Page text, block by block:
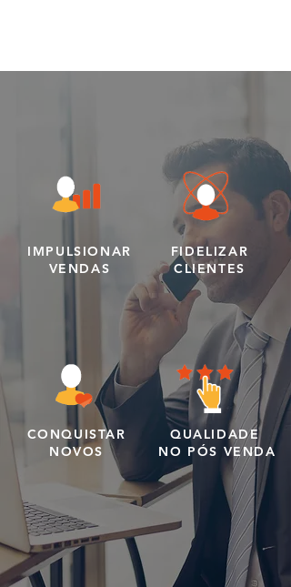
IMPULSIONAR
VENDAS
FIDELIZAR
CLIENTES
CONQUISTAR
NOVOS
QUALIDADE
NO PÓS VENDA